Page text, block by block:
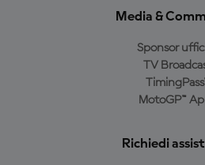
Media &
Sponsor
TV
MotoGP™
Richiedi